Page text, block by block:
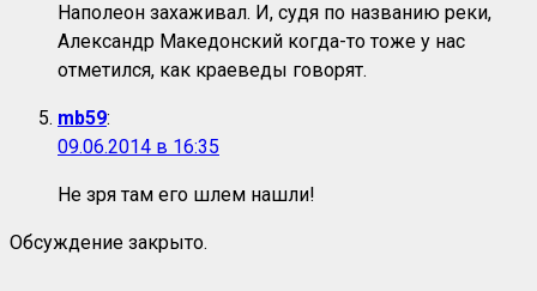
Наполеон захаживал. И, судя по названию реки,
Александр Македонский когда-то тоже у нас
отметился, как краеведы говорят.
mb59:
09.06.2014 в 16:35
Не зря там его шлем нашли!
Обсуждение закрыто.